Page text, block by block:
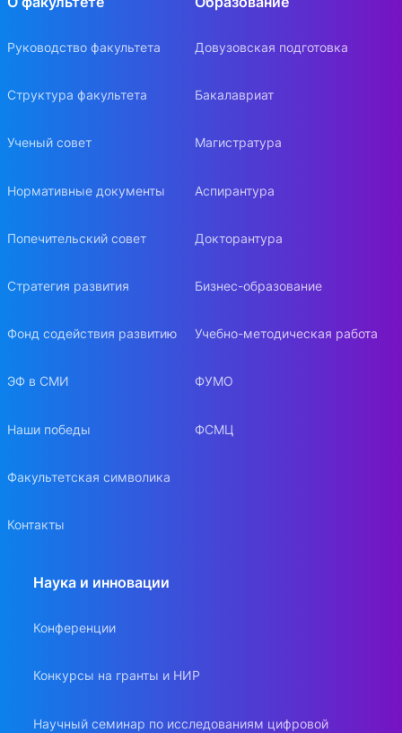
Руководство факультета
Структура факультета
Ученый совет
Нормативные документы
Попечительский совет
Стратегия развития
Фонд содействия развитию
ЭФ в СМИ
Наши победы
Факультетская символика
Контакты
Довузовская подготовка
Бакалавриат
Магистратура
Аспирантура
Докторантура
Бизнес-образование
Учебно-методическая работа
ФУМО
ФСМЦ
Наука и инновации
Конференции
Конкурсы на гранты и НИР
Научный семинар по исследованиям цифровой